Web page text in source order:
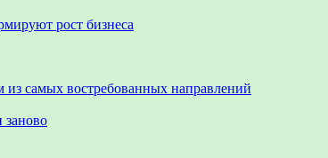
рост бизнеса
из самых востребованных направлений
заново